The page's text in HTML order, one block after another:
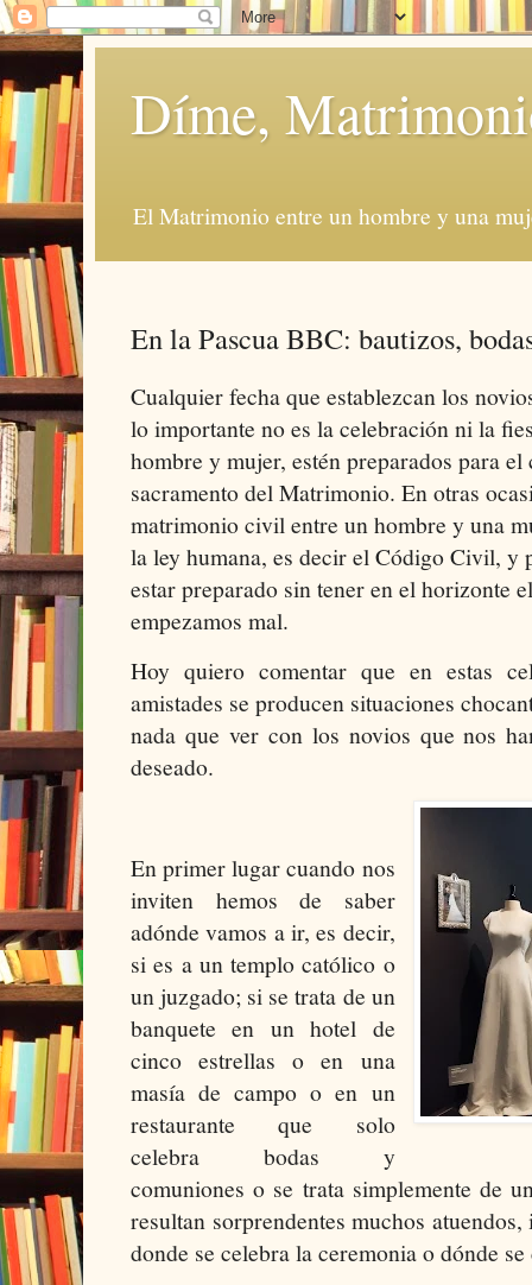
Díme,
El Matrimonio entre un hombre y una
En la Pascua BBC: bautizos,
Cualquier fecha que establezcan los
lo importante no es la celebración ni la
hombre y mujer, estén preparados para
sacramento del Matrimonio. En otras
matrimonio civil entre un hombre y una
la ley humana, es decir el Código Civil, y
estar preparado sin tener en el horizonte
empezamos mal.
Hoy quiero comentar que en estas
amistades se producen situaciones
nada que ver con los novios que nos
deseado.
En primer lugar cuando nos
inviten hemos de saber
adónde vamos a ir, es decir,
si es a un templo católico o
un juzgado; si se trata de un
banquete en un hotel de
cinco estrellas o en una
masía de campo o en un
restaurante que solo
celebra bodas y
comuniones o se trata simplemente de
resultan sorprendentes muchos
donde se celebra la ceremonia o dónde